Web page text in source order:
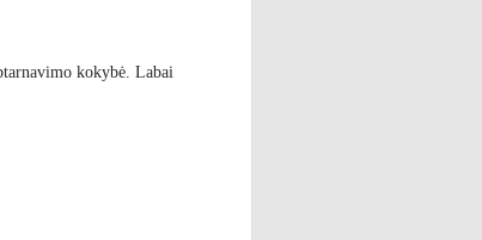
kokybė. Labai